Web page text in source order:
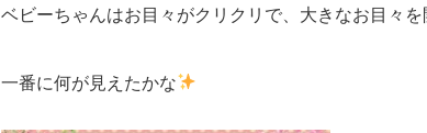
ベビーちゃんはお目々がクリクリで、大きなお目々
一番に何が見えたかな